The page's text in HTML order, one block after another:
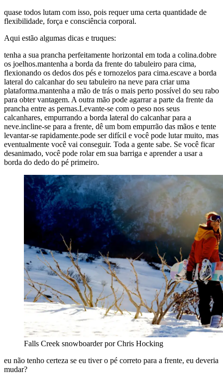
quase todos lutam com isso, pois requer uma certa quantidade de
flexibilidade, força e consciência corporal.
Aqui estão algumas dicas e truques:
tenha a sua prancha perfeitamente horizontal em toda a colina.dobre
os joelhos.mantenha a borda da frente do tabuleiro para cima,
flexionando os dedos dos pés e tornozelos para cima.escave a borda
lateral do calcanhar do seu tabuleiro na neve para criar uma
plataforma.mantenha a mão de trás o mais perto possível do seu rabo
para obter vantagem. A outra mão pode agarrar a parte da frente da
prancha entre as pernas.Levante-se com o peso nos seus
calcanhares, empurrando a borda lateral do calcanhar para a
neve.incline-se para a frente, dê um bom empurrão das mãos e tente
levantar-se rapidamente.pode ser difícil e você pode lutar muito, mas
eventualmente você vai conseguir. Toda a gente sabe. Se você ficar
desanimado, você pode rolar em sua barriga e aprender a usar a
borda do dedo do pé primeiro.
Falls Creek snowboarder por Chris Hocking
eu não tenho certeza se eu tiver o pé correto para a frente, eu deveria
mudar?